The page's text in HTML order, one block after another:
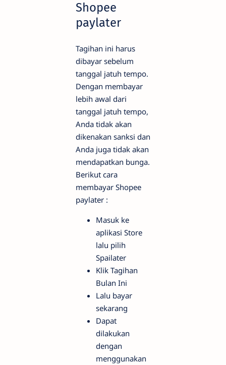
Shopee
paylater
Tagihan ini harus
dibayar sebelum
tanggal jatuh tempo.
Dengan membayar
lebih awal dari
tanggal jatuh tempo,
Anda tidak akan
dikenakan sanksi dan
Anda juga tidak akan
mendapatkan bunga.
Berikut cara
membayar Shopee
paylater :
Masuk ke
aplikasi Store
lalu pilih
Spailater
Klik Tagihan
Bulan Ini
Lalu bayar
sekarang
Dapat
dilakukan
dengan
menggunakan